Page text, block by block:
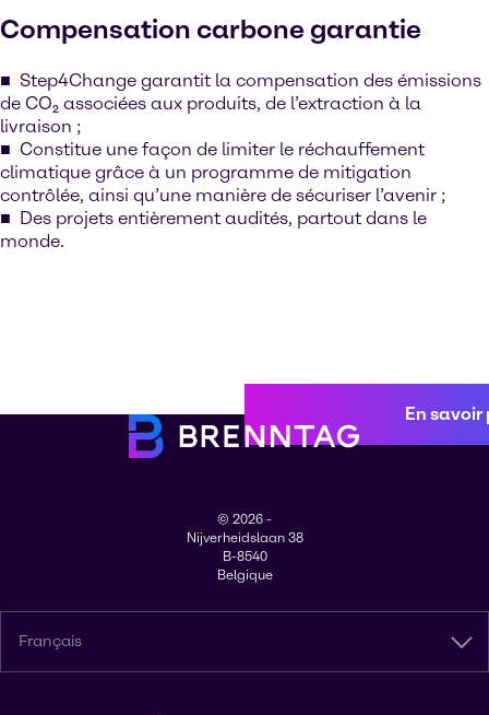
Compensation carbone garantie
Step4Change garantit la compensation des émissions
de CO₂ associées aux produits, de l’extraction à la
livraison ;
Constitue une façon de limiter le réchauffement
climatique grâce à un programme de mitigation
contrôlée, ainsi qu’une manière de sécuriser l’avenir ;
Des projets entièrement audités, partout dans le
monde.
En savoir
© 2026 -
Nijverheidslaan 38
B-8540
Belgique
Français